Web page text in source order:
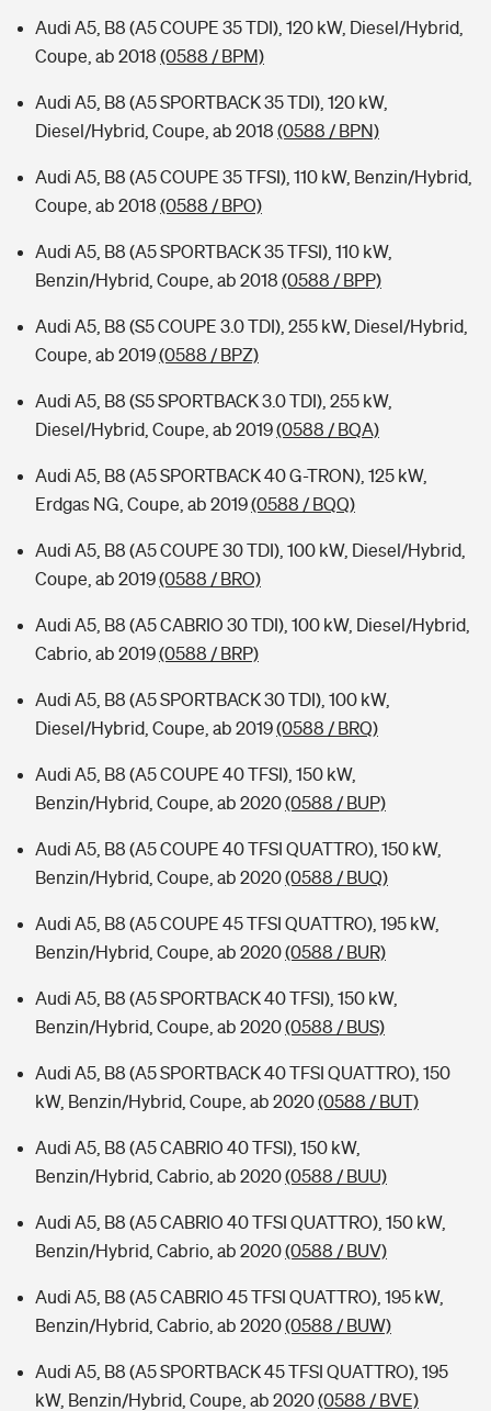
Audi A5, B8 (A5 COUPE 35 TDI), 120 kW, Diesel/Hybrid,
Coupe, ab 2018 (0588 / BPM)
Audi A5, B8 (A5 SPORTBACK 35 TDI), 120 kW,
Diesel/Hybrid, Coupe, ab 2018 (0588 / BPN)
Audi A5, B8 (A5 COUPE 35 TFSI), 110 kW, Benzin/Hybrid,
Coupe, ab 2018 (0588 / BPO)
Audi A5, B8 (A5 SPORTBACK 35 TFSI), 110 kW,
Benzin/Hybrid, Coupe, ab 2018 (0588 / BPP)
Audi A5, B8 (S5 COUPE 3.0 TDI), 255 kW, Diesel/Hybrid,
Coupe, ab 2019(0588 / BPZ)
Audi A5, B8 (S5 SPORTBACK 3.0 TDI), 255 kW,
Diesel/Hybrid, Coupe, ab 2019(0588 / BQA)
Audi A5, B8 (A5 SPORTBACK 40 G-TRON), 125 kW,
Erdgas NG, Coupe, ab 2019(0588 / BQQ)
Audi A5, B8 (A5 COUPE 30 TDI), 100 kW, Diesel/Hybrid,
Coupe, ab 2019(0588 / BRO)
Audi A5, B8 (A5 CABRIO 30 TDI), 100 kW, Diesel/Hybrid,
Cabrio, ab 2019(0588 / BRP)
Audi A5, B8 (A5 SPORTBACK 30 TDI), 100 kW,
Diesel/Hybrid, Coupe, ab 2019(0588 / BRQ)
Audi A5, B8 (A5 COUPE 40 TFSI), 150 kW,
Benzin/Hybrid, Coupe, ab 2020(0588 / BUP)
Audi A5, B8 (A5 COUPE 40 TFSI QUATTRO), 150 kW,
Benzin/Hybrid, Coupe, ab 2020(0588 / BUQ)
Audi A5, B8 (A5 COUPE 45 TFSI QUATTRO), 195 kW,
Benzin/Hybrid, Coupe, ab 2020(0588 / BUR)
Audi A5, B8 (A5 SPORTBACK 40 TFSI), 150 kW,
Benzin/Hybrid, Coupe, ab 2020(0588 / BUS)
Audi A5, B8 (A5 SPORTBACK 40 TFSI QUATTRO), 150
kW, Benzin/Hybrid, Coupe, ab 2020(0588 / BUT)
Audi A5, B8 (A5 CABRIO 40 TFSI), 150 kW,
Benzin/Hybrid, Cabrio, ab 2020(0588 / BUU)
Audi A5, B8 (A5 CABRIO 40 TFSI QUATTRO), 150 kW,
Benzin/Hybrid, Cabrio, ab 2020(0588 / BUV)
Audi A5, B8 (A5 CABRIO 45 TFSI QUATTRO), 195 kW,
Benzin/Hybrid, Cabrio, ab 2020(0588 / BUW)
Audi A5, B8 (A5 SPORTBACK 45 TFSI QUATTRO), 195
kW, Benzin/Hybrid, Coupe, ab 2020(0588 / BVE)